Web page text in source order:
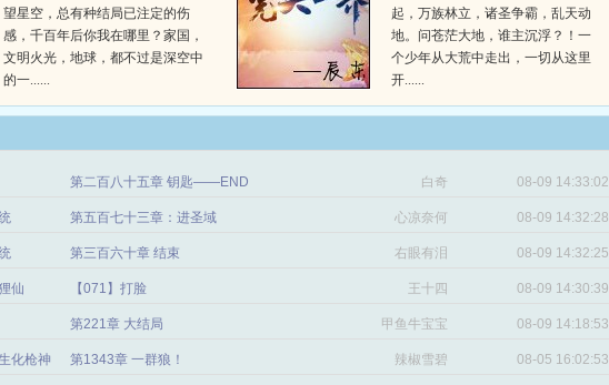
望星空，总有种结局已注定的伤
感，千百年后你我在哪里？家国，
文明火光，地球，都不过是深空中
的一......
起，万族林立，诸圣争霸，乱天动
地。问苍茫大地，谁主沉浮？！一
个少年从大荒中走出，一切从这里
开......
第二百八十五章 钥匙——END 白奇 08-09 14:33:02
第五百七十三章：进圣域 心凉奈何 08-09 14:32:28
第三百六十章 结束 右眼有泪 08-09 14:32:25
仙 【071】打脸 王十四 08-09 14:30:39
第221章 大结局 甲鱼牛宝宝 08-09 14:18:53
化枪神 第1343章 一群狼！ 辣椒雪碧 08-05 16:02:53